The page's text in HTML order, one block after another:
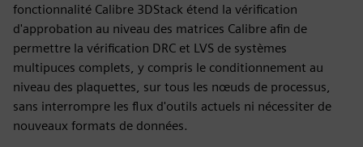
fonctionnalité Calibre 3DStack étend la vérification
d'approbation au niveau des matrices Calibre afin de
permettre la vérification DRC et LVS de systèmes
multipuces complets, y compris le conditionnement au
niveau des plaquettes, sur tous les nœuds de processus,
sans interrompre les flux d'outils actuels ni nécessiter de
nouveaux formats de données.